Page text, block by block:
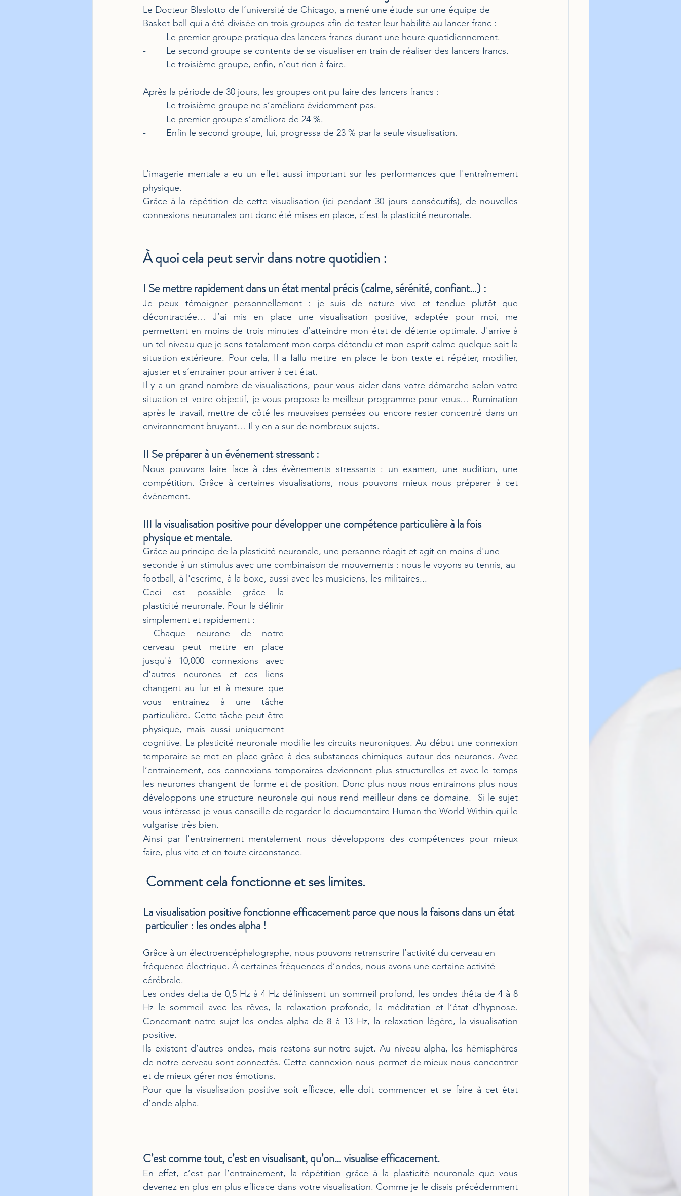
Le Docteur Blaslotto de l’université de Chicago, a mené une étude sur une équipe de
Basket-ball qui a été divisée en trois groupes afin de tester leur habilité au lancer franc :
-        Le premier groupe pratiqua des lancers francs durant une heure quotidiennement.
-        Le second groupe se contenta de se visualiser en train de réaliser des lancers francs.
-        Le troisième groupe, enfin, n’eut rien à faire.
Après la période de 30 jours, les groupes ont pu faire des lancers francs :
-        Le troisième groupe ne s’améliora évidemment pas.
-        Le premier groupe s’améliora de 24 %.
-        Enfin le second groupe, lui, progressa de 23 % par la seule visualisation.
L’imagerie mentale a eu un effet aussi important sur les performances que l'entraînement
physique.
Grâce à la répétition de cette visualisation (ici pendant 30 jours consécutifs), de nouvelles
connexions neuronales ont donc été mises en place, c’est la plasticité neuronale.
À quoi cela peut servir dans notre quotidien :
I Se mettre rapidement dans un état mental précis (calme, sérénité, confiant…) :
Je peux témoigner personnellement : je suis de nature vive et tendue plutôt que
décontractée… J’ai mis en place une visualisation positive, adaptée pour moi, me
permettant en moins de trois minutes d’atteindre mon état de détente optimale. J'arrive à
un tel niveau que je sens totalement mon corps détendu et mon esprit calme quelque soit la
situation extérieure. Pour cela, Il a fallu mettre en place le bon texte et répéter, modifier,
ajuster et s’entrainer pour arriver à cet état.
Il y a un grand nombre de visualisations, pour vous aider dans votre démarche selon votre
situation et votre objectif, je vous propose le meilleur programme pour vous… Rumination
après le travail, mettre de côté les mauvaises pensées ou encore rester concentré dans un
environnement bruyant… Il y en a sur de nombreux sujets.
II Se préparer à un événement stressant :
Nous pouvons faire face à des évènements stressants : un examen, une audition, une
compétition. Grâce à certaines visualisations, nous pouvons mieux nous préparer à cet
événement.
III la visualisation positive pour développer une compétence particulière à la fois
physique et mentale.
Grâce au principe de la plasticité neuronale, une personne réagit et agit en moins d'une
seconde à un stimulus avec une combinaison de mouvements : nous le voyons au tennis, au
football, à l'escrime, à la boxe, aussi avec les musiciens, les militaires...
Ceci est possible grâce la
plasticité neuronale. Pour la définir
simplement et rapidement :
cerveau peut mettre en place
jusqu'à 10,000 connexions avec
d'autres neurones et ces liens
changent au fur et à mesure que
vous entrainez à une tâche
particulière. Cette tâche peut être
physique, mais aussi uniquement
cognitive. La plasticité neuronale modifie les circuits neuroniques. Au début une connexion
temporaire se met en place grâce à des substances chimiques autour des neurones. Avec
l’entrainement, ces connexions temporaires deviennent plus structurelles et avec le temps
les neurones changent de forme et de position. Donc plus nous nous entrainons plus nous
développons une structure neuronale qui nous rend meilleur dans ce domaine.  Si le sujet
vous intéresse je vous conseille de regarder le documentaire Human the World Within qui le
vulgarise très bien.
Ainsi par l'entrainement mentalement nous développons des compétences pour mieux
faire, plus vite et en toute circonstance.
Comment cela fonctionne et ses limites.
La visualisation positive fonctionne efficacement parce que nous la faisons dans un état
particulier : les ondes alpha !
Grâce à un électroencéphalographe, nous pouvons retranscrire l’activité du cerveau en
fréquence électrique. À certaines fréquences d’ondes, nous avons une certaine activité
cérébrale.
Les ondes delta de 0,5 Hz à 4 Hz définissent un sommeil profond, les ondes thêta de 4 à 8
Hz le sommeil avec les rêves, la relaxation profonde, la méditation et l’état d’hypnose.
Concernant notre sujet les ondes alpha de 8 à 13 Hz, la relaxation légère, la visualisation
positive.
Ils existent d’autres ondes, mais restons sur notre sujet. Au niveau alpha, les hémisphères
de notre cerveau sont connectés. Cette connexion nous permet de mieux nous concentrer
et de mieux gérer nos émotions.
Pour que la visualisation positive soit efficace, elle doit commencer et se faire à cet état
d’onde alpha.
C’est comme tout, c’est en visualisant, qu’on… visualise efficacement.
En effet, c’est par l’entrainement, la répétition grâce à la plasticité neuronale que vous
devenez en plus en plus efficace dans votre visualisation. Comme je le disais précédemment